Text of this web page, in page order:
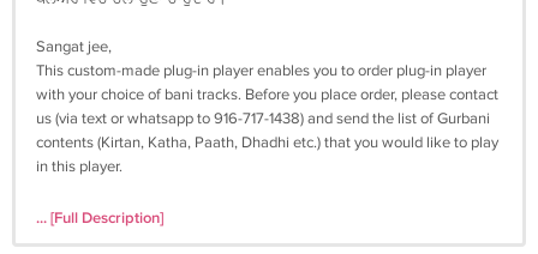
Sangat jee,
This custom-made plug-in player enables you to order plug-in player
with your choice of bani tracks. Before you place order, please contact
us (via text or whatsapp to 916-717-1438) and send the list of Gurbani
contents (Kirtan, Katha, Paath, Dhadhi etc.) that you would like to play
in this player.
Currently US / Canada style wall sockets are supported and can play
... [Full Description]